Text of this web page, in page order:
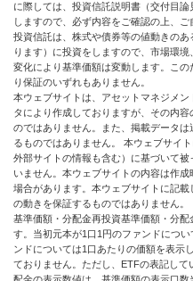
に際しては、投資信託説明書（交付目
しますので、必ず内容をご確認の上、ご
投資信託は、株式や債券等の値動きの
ります）に投資をしますので、市場環
変化により基準価額は変動します。こ
り保証のいずれもありません。
本ウェブサイトは、アセットマネジメ
タにより作成しておりますが、その内
のではありません。また、掲載データ
るものではありません。 本ウェブサイ
外部サイトの情報も含む）に基づいて
いません。本ウェブサイトの内容は作
場合があります。本ウェブサイトに記
の動きを保証するものではありません。
基準価額・分配金再投資基準価額・分
す。当初元本が1口1円のファンドにつ
ンドについては1口あたりの価額を表示
ておりません。ただし、ETFの表記し